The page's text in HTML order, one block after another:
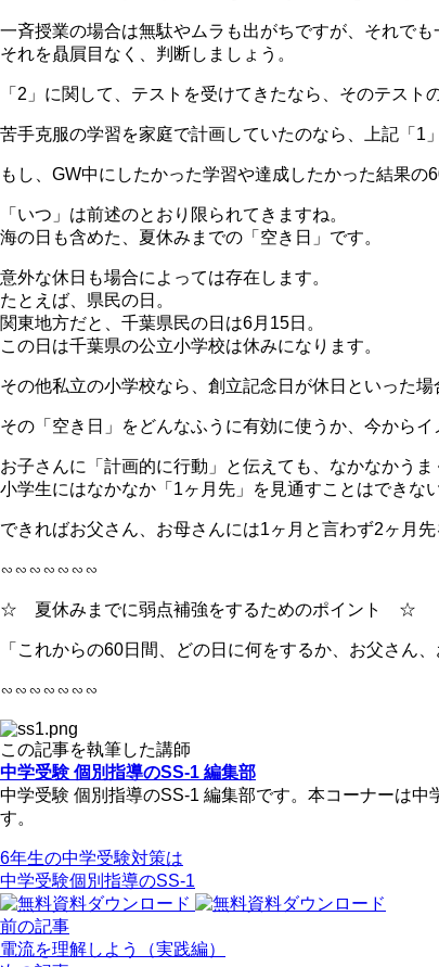
一斉授業の場合は無駄やムラも出がちですが、それでも
それを贔屓目なく、判断しましょう。
「2」に関して、テストを受けてきたなら、そのテス
苦手克服の学習を家庭で計画していたのなら、上記「1
もし、GW中にしたかった学習や達成したかった結果
「いつ」は前述のとおり限られてきますね。
海の日も含めた、夏休みまでの「空き日」です。
意外な休日も場合によっては存在します。
たとえば、県民の日。
関東地方だと、千葉県民の日は6月15日。
この日は千葉県の公立小学校は休みになります。
その他私立の小学校なら、創立記念日が休日といった場
その「空き日」をどんなふうに有効に使うか、今からイ
お子さんに「計画的に行動」と伝えても、なかなかうま
小学生にはなかなか「1ヶ月先」を見通すことはできな
できればお父さん、お母さんには1ヶ月と言わず2ヶ月
∽∽∽∽∽∽∽
☆ 夏休みまでに弱点補強をするためのポイント ☆
「これからの60日間、どの日に何をするか、お父さん
∽∽∽∽∽∽∽
この記事を執筆した講師
中学受験 個別指導のSS-1 編集部
中学受験 個別指導のSS-1 編集部です。本コーナーは
す。
6年生の中学受験対策は
中学受験個別指導のSS-1
前の記事
電流を理解しよう（実践編）